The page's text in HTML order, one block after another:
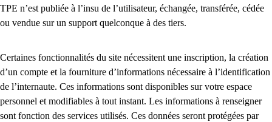
TPE n’est publiée à l’insu de l’utilisateur, échangée, transférée, cédée
ou vendue sur un support quelconque à des tiers.
Certaines fonctionnalités du site nécessitent une inscription, la création
d’un compte et la fourniture d’informations nécessaire à l’identification
de l’internaute. Ces informations sont disponibles sur votre espace
personnel et modifiables à tout instant. Les informations à renseigner
sont fonction des services utilisés. Ces données seront protégées par